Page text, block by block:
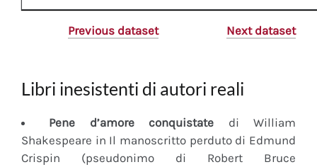
Previous dataset Next dataset
Libri inesistenti di autori reali
Pene d’amore conquistate di William
Shakespeare in Il manoscritto perduto di Edmund
Crispin (pseudonimo di Robert Bruce